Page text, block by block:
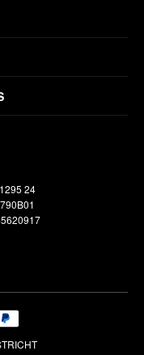
24